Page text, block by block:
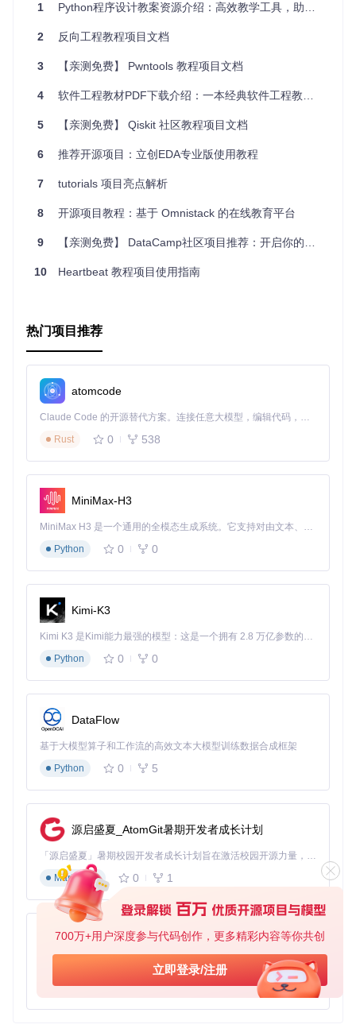
700万+用户深度参与代码创作，更多精彩内容等你共创
立即登录/注册
# 初始化 Hourly 和 Daily 对象
daily = Daily()
# 设置选项
mgr = OWmanager(options, hourly. all(), daily.
# 获取天气数据
print
农业监测：通过获取历史天气数据，分析气候变化对农作
旅游规划：为旅游应用提供天气数据，帮助用户选择最佳
的出行时间和地点。
最佳实践
数据缓存
用中实现数据缓存机制。
错误处理
：在调用 API 时，应添加适当的错误处理逻辑，以
数据进行可视化处理，以便更好地理解和分析数据。
4. 典型生态项目
Pandas：用于数据处理和分析，可以与
合使用，对获取的天气数据进行进一步的分析和处理。
Matplotlib：用于数据可视化，帮助用户更直观地展示天气
数据的变化趋势。
Flask/Django
取的天气数据集成到 Web 服务中，提供在线天气查询服
1 Python程序设计教案资源介绍：高效教学工具，助力Python课程
2 反向工程教程项目文档
3 【亲测免费】 Pwntools 教程项目文档
4 软件工程教材PDF下载介绍：一本经典软件工程教材的便捷获取方式
5 【亲测免费】 Qiskit 社区教程项目文档
6 推荐开源项目：立创EDA专业版使用教程
7 tutorials 项目亮点解析
8 开源项目教程：基于 Omnistack 的在线教育平台
9 【亲测免费】 DataCamp社区项目推荐：开启你的数据科学之旅
10 Heartbeat 教程项目使用指南
热门项目推荐
atomcode
Claude Code 的开源替代方案。连接任意大模型，编辑代码，运行命令，自动验证 — 全自动执行。用 Rust 构建，极致性能。 ｜ An open-source alternative to Claude Code. Connect any LLM, edit code, run commands, and verify changes — autonomously. Built in Rust for speed. Get Started
Rust
0 538
MiniMax-H3
MiniMax H3 是一个通用的全模态生成系统。它支持对由文本、图像、视频和音频组成的多模态上下文进行统一理解，并能生成分辨率高达 2K、时长可达 15 秒的带原生立体声音频的视频。得益于面向任务泛化的系统设计，H3 在预训练阶段就已具备广泛的多模态上下文理解与生成能力，能够出色地执行复杂的多模态指令。
Python
0 0
Kimi-K3
Kimi K3 是Kimi能力最强的模型：这是一个拥有 2.8 万亿参数的混合专家（MoE）模型，具备原生视觉理解能力，并支持 100 万 token 的上下文窗口。
Python
0 0
DataFlow
基于大模型算子和工作流的高效文本大模型训练数据合成框架
Python
0 5
源启盛夏_AtomGit暑期开发者成长计划
「源启盛夏」暑期校园开发者成长计划旨在激活校园开源力量，通过积分激励、认证扶持、资源倾斜等形式，引导高校组织和开发者完成「入驻 — 建项目 — 做贡献 — 获认证 — 得资源」的完整闭环。无论你是想带领社团入驻平台的组织者，还是希望用代码贡献证明自己的开发者，都能在这里找到属于你的成长路径。
Markdown
0 1
py-xiaozhi
基于Python的Xiaozhi AI，适用于想要完整Xiaozhi体验而无需拥有专用硬件的用户。
Python
0 1